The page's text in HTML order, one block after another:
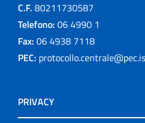
C.F. 80211730587
Telefono: 06 4990 1
Fax: 06 4938 7118
PEC:
PRIVACY